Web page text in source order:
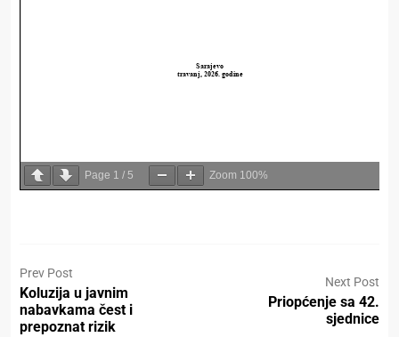
Page 1 / 5 Zoom 100%
Prev Post
Koluzija u javnim
nabavkama čest i
prepoznat rizik
Next Post
Priopćenje sa 42.
sjednice